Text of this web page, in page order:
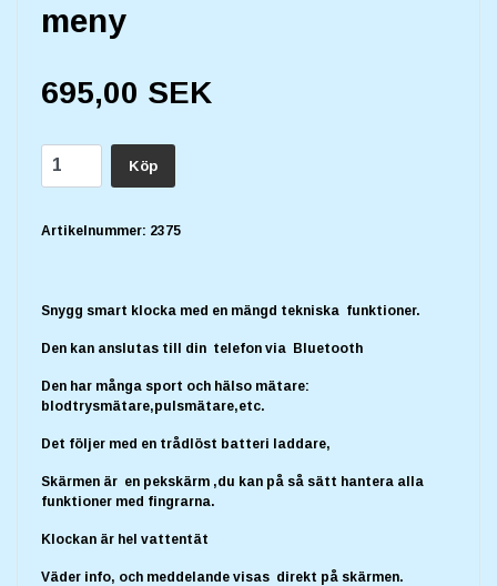
meny
695,00 SEK
Köp
Artikelnummer: 2375
Snygg smart klocka med en mängd tekniska funktioner.
Den kan anslutas till din telefon via Bluetooth
Den har många sport och hälso mätare:
blodtrysmätare,pulsmätare,etc.
Det följer med en trådlöst batteri laddare,
Skärmen är en pekskärm ,du kan på så sätt hantera alla
funktioner med fingrarna.
Klockan är hel vattentät
Väder info, och meddelande visas direkt på skärmen.